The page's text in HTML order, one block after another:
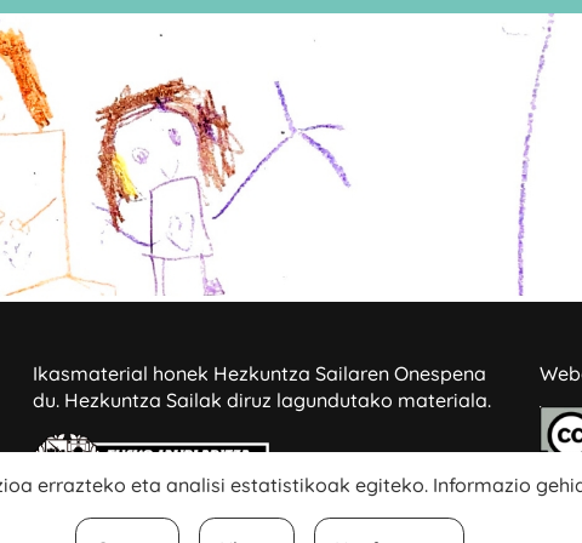
Ikasmaterial honek Hezkuntza Sailaren Onespena
du. Hezkuntza Sailak diruz lagundutako materiala.
errazteko eta analisi estatistikoak egiteko. Informazio